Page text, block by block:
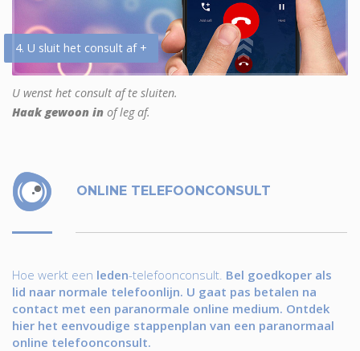
4. U sluit het consult af +
U wenst het consult af te sluiten.
Haak gewoon in of leg af.
ONLINE TELEFOONCONSULT
Hoe werkt een leden-telefoonconsult. Bel goedkoper als
lid naar normale telefoonlijn. U gaat pas betalen na
contact met een paranormale online medium. Ontdek
hier het eenvoudige stappenplan van een paranormaal
online telefoonconsult.